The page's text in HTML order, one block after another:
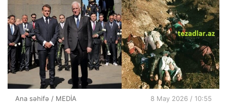
Ana səhifə / MEDİA 8 May 2026 / 10:55